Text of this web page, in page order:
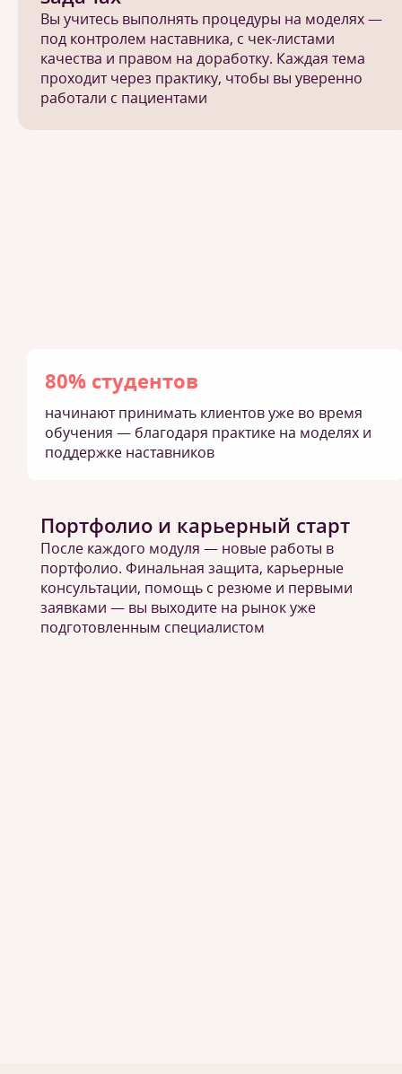
Вы учитесь выполнять процедуры на моделях —
под контролем наставника, с чек-листами
качества и правом на доработку. Каждая тема
проходит через практику, чтобы вы уверенно
работали с пациентами
80% студентов
начинают принимать клиентов уже во время
обучения — благодаря практике на моделях и
поддержке наставников
Портфолио и карьерный старт
После каждого модуля — новые работы в
портфолио. Финальная защита, карьерные
консультации, помощь с резюме и первыми
заявками — вы выходите на рынок уже
подготовленным специалистом